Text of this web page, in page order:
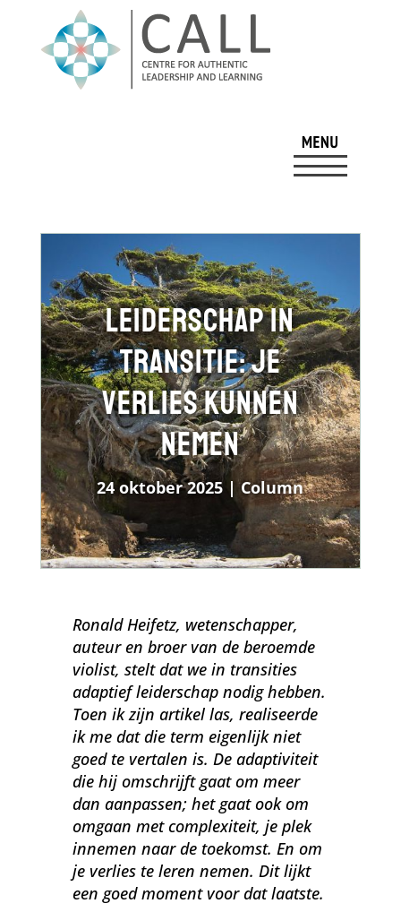
Leiderschap in
transitie: je
verlies kunnen
nemen
24 oktober 2025 |Column
Ronald Heifetz, wetenschapper,
auteur en broer van de beroemde
violist, stelt dat we in transities
adaptief leiderschap nodig hebben.
Toen ik zijn artikel las, realiseerde
ik me dat die term eigenlijk niet
goed te vertalen is. De adaptiviteit
die hij omschrijft gaat om meer
dan aanpassen; het gaat ook om
omgaan met complexiteit, je plek
innemen naar de toekomst. En om
je verlies te leren nemen. Dit lijkt
een goed moment voor dat laatste.